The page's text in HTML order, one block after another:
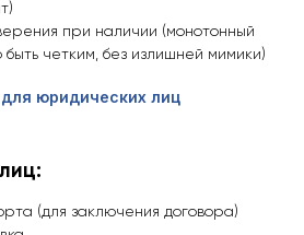
при наличии (монотонный
четким, без излишней мимики)
для юридических лиц
(для заключения договора)